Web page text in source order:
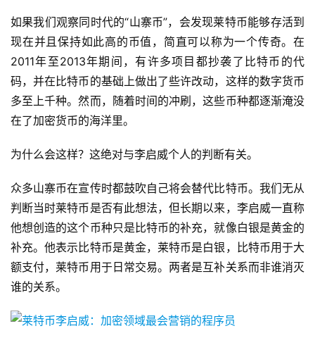
如果我们观察同时代的“山寨币”，会发现莱特币能够存活到
现在并且保持如此高的币值，简直可以称为一个传奇。在
2011年至2013年期间，有许多项目都抄袭了比特币的代
码，并在比特币的基础上做出了些许改动，这样的数字货币
多至上千种。然而，随着时间的冲刷，这些币种都逐渐淹没
在了加密货币的海洋里。
为什么会这样？这绝对与李启威个人的判断有关。
众多山寨币在宣传时都鼓吹自己将会替代比特币。我们无从
判断当时莱特币是否有此想法，但长期以来，李启威一直称
他想创造的这个币种只是比特币的补充，就像白银是黄金的
补充。他表示比特币是黄金，莱特币是白银，比特币用于大
额支付，莱特币用于日常交易。两者是互补关系而非谁消灭
谁的关系。